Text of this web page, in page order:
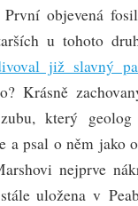
První objevená
u tohoto
již slavný
Krásně
který
a psal o něm jako
nejprve
uložena v